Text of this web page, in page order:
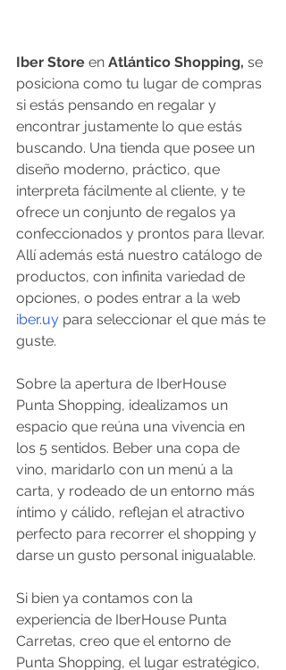
Iber Store en Atlántico Shopping, se
posiciona como tu lugar de compras
si estás pensando en regalar y
encontrar justamente lo que estás
buscando. Una tienda que posee un
diseño moderno, práctico, que
interpreta fácilmente al cliente, y te
ofrece un conjunto de regalos ya
confeccionados y prontos para llevar.
Allí además está nuestro catálogo de
productos, con infinita variedad de
opciones, o podes entrar a la web
iber.uy para seleccionar el que más te
guste.
Sobre la apertura de IberHouse
Punta Shopping, idealizamos un
espacio que reúna una vivencia en
los 5 sentidos. Beber una copa de
vino, maridarlo con un menú a la
carta, y rodeado de un entorno más
íntimo y cálido, reflejan el atractivo
perfecto para recorrer el shopping y
darse un gusto personal inigualable.
Si bien ya contamos con la
experiencia de IberHouse Punta
Carretas, creo que el entorno de
Punta Shopping, el lugar estratégico,